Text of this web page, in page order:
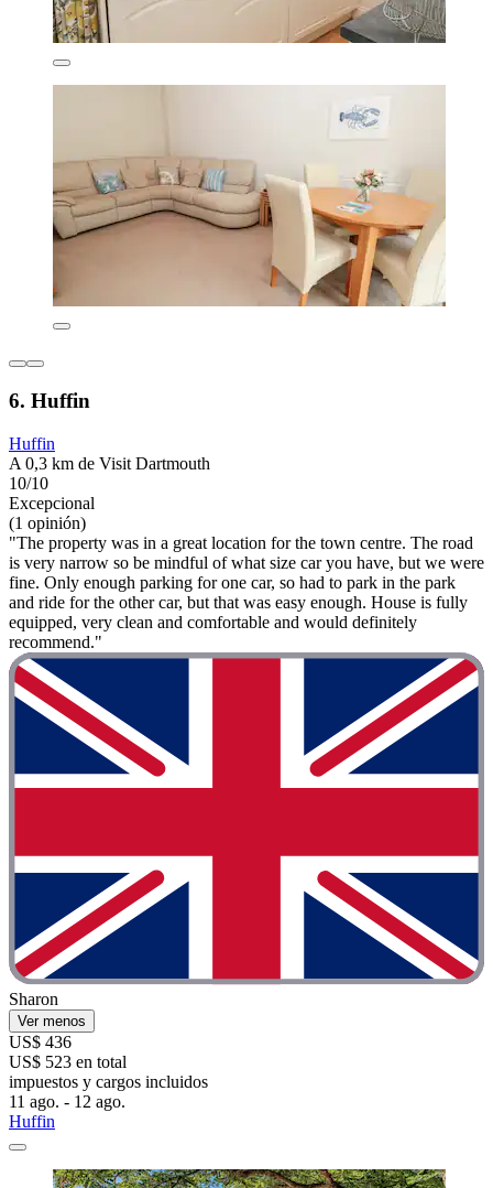
6. Huffin
Huffin
A 0,3 km de Visit Dartmouth
10/10
Excepcional
(1 opinión)
"The property was in a great location for the town centre. The road
is very narrow so be mindful of what size car you have, but we were
fine. Only enough parking for one car, so had to park in the park
and ride for the other car, but that was easy enough. House is fully
equipped, very clean and comfortable and would definitely
recommend."
Sharon
Ver menos
US$ 436
US$ 523 en total
impuestos y cargos incluidos
11 ago. - 12 ago.
Huffin